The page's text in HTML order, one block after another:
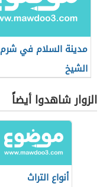
مدينة السلام في شرم
الشيخ
الزوار شاهدوا أيضاً
أنواع التراث